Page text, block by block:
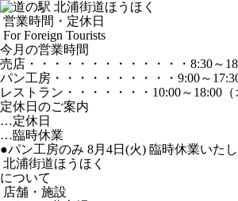
営業時間・定休日
For Foreign Tourists
今月の営業時間
売店 ・・・・・・・・・・・・・ 8:30～
パン工房 ・・・・・・・・・・ 9:00～
レストラン ・・・・・・・ 10:00～18:00
定休日のご案内
…定休日
…臨時休業
●パン工房のみ 8月4日(火) 臨時休業いたし
北浦街道ほうほく
について
店舗・施設